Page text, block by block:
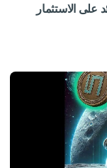
على الاستثمار